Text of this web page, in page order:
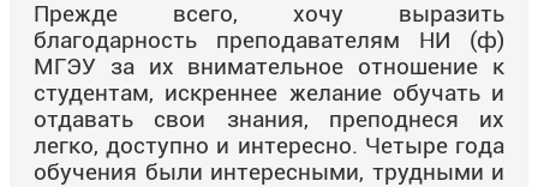
Прежде всего, хочу выразить
благодарность преподавателям НИ (ф)
МГЭУ за их внимательное отношение к
студентам, искреннее желание обучать и
отдавать свои знания, преподнеся их
легко, доступно и интересно. Четыре года
обучения были интересными, трудными и